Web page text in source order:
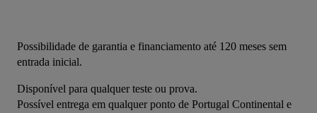
Possibilidade de garantia e financiamento até 120 meses sem
entrada inicial.
Disponível para qualquer teste ou prova.
Possível entrega em qualquer ponto de Portugal Continental e